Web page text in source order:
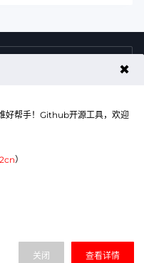
号-6
✖
好帮手！Github开源工具，欢迎
）
查看详情
关闭